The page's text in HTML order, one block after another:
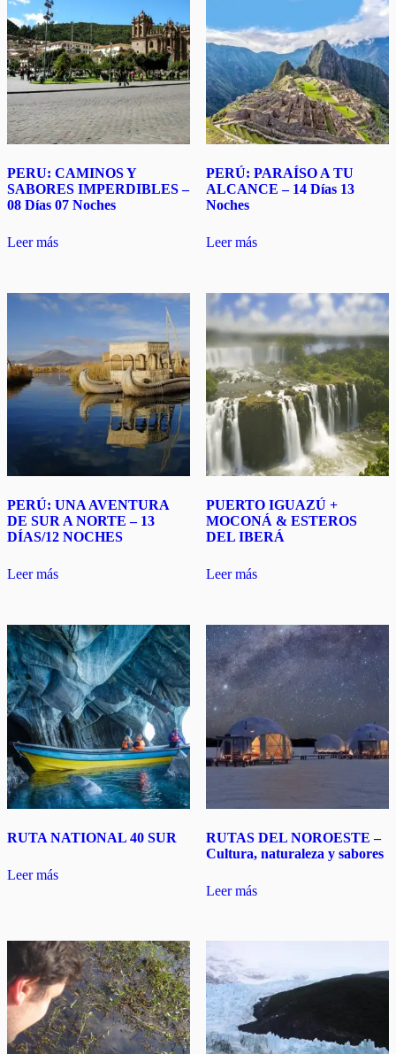
PERU: CAMINOS Y
SABORES IMPERDIBLES –
08 Días 07 Noches
Leer más
PERÚ: PARAÍSO A TU
ALCANCE – 14 Días 13
Noches
Leer más
PERÚ: UNA AVENTURA
DE SUR A NORTE – 13
DÍAS/12 NOCHES
Leer más
PUERTO IGUAZÚ +
MOCONÁ & ESTEROS
DEL IBERÁ
Leer más
RUTA NATIONAL 40 SUR
Leer más
RUTAS DEL NOROESTE –
Cultura, naturaleza y sabores
Leer más